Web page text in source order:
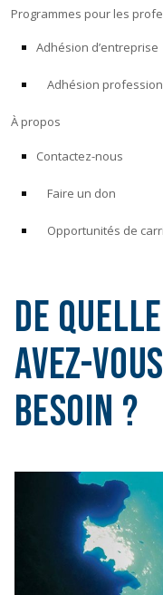
Programmes pour les
Adhésion d’entreprise
Adhésion
À propos
Contactez-nous
Faire un don
Opportunités de
De
avez-
besoin ?